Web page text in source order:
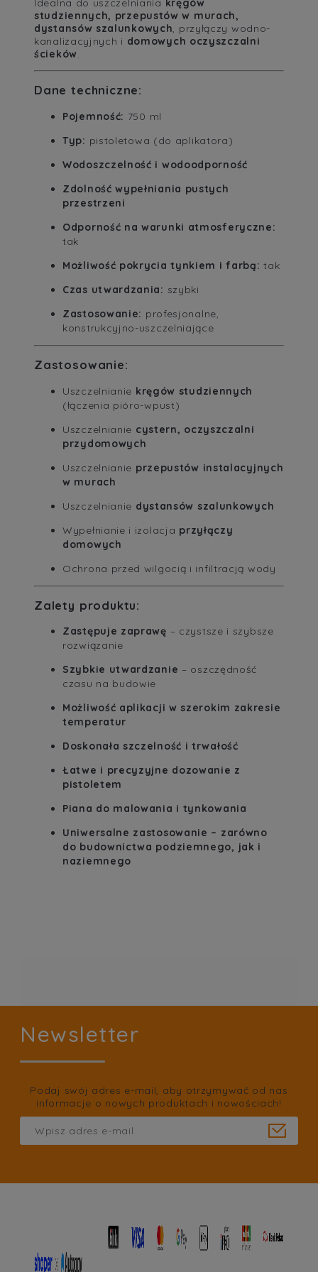
Idealna do uszczelniania kręgów
studziennych, przepustów w murach,
dystansów szalunkowych, przyłączy wodno-
kanalizacyjnych i domowych oczyszczalni
ścieków.
Dane techniczne:
Pojemność: 750 ml
Typ: pistoletowa (do aplikatora)
Wodoszczelność i wodoodporność
Zdolność wypełniania pustych
przestrzeni
Odporność na warunki atmosferyczne:
tak
Możliwość pokrycia tynkiem i farbą: tak
Czas utwardzania: szybki
Zastosowanie: profesjonalne,
konstrukcyjno-uszczelniające
Zastosowanie:
Uszczelnianie kręgów studziennych
(łączenia pióro-wpust)
Uszczelnianie cystern, oczyszczalni
przydomowych
Uszczelnianie przepustów instalacyjnych
w murach
Uszczelnianie dystansów szalunkowych
Wypełnianie i izolacja przyłączy
domowych
Ochrona przed wilgocią i infiltracją wody
Zalety produktu:
Zastępuje zaprawę – czystsze i szybsze
rozwiązanie
Szybkie utwardzanie – oszczędność
czasu na budowie
Możliwość aplikacji w szerokim zakresie
temperatur
Doskonała szczelność i trwałość
Łatwe i precyzyjne dozowanie z
pistoletem
Piana do malowania i tynkowania
Uniwersalne zastosowanie – zarówno
do budownictwa podziemnego, jak i
naziemnego
Newsletter
Podaj swój adres e-mail, aby otrzymywać od nas
informacje o nowych produktach i nowościach!